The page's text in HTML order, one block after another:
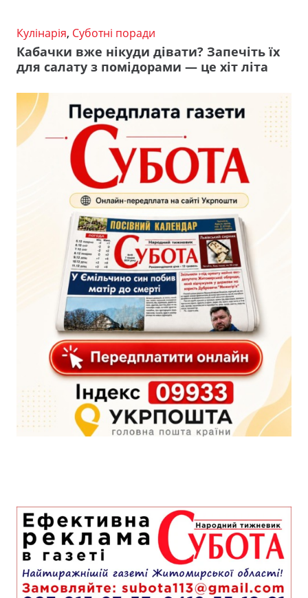
Кулінарія, Суботні поради
Кабачки вже нікуди дівати? Запечіть їх
для салату з помідорами — це хіт літа